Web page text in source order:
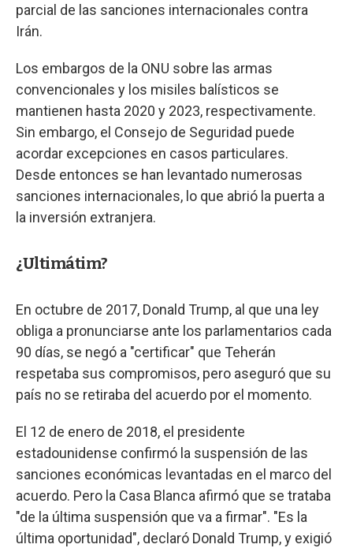
parcial de las sanciones internacionales contra
Irán.
Los embargos de la ONU sobre las armas
convencionales y los misiles balísticos se
mantienen hasta 2020 y 2023, respectivamente.
Sin embargo, el Consejo de Seguridad puede
acordar excepciones en casos particulares.
Desde entonces se han levantado numerosas
sanciones internacionales, lo que abrió la puerta a
la inversión extranjera.
¿Ultimátim?
En octubre de 2017, Donald Trump, al que una ley
obliga a pronunciarse ante los parlamentarios cada
90 días, se negó a "certificar" que Teherán
respetaba sus compromisos, pero aseguró que su
país no se retiraba del acuerdo por el momento.
El 12 de enero de 2018, el presidente
estadounidense confirmó la suspensión de las
sanciones económicas levantadas en el marco del
acuerdo. Pero la Casa Blanca afirmó que se trataba
"de la última suspensión que va a firmar". "Es la
última oportunidad", declaró Donald Trump, y exigió